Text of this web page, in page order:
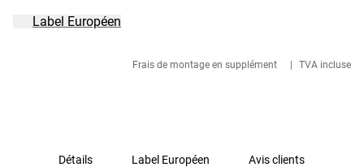
Frais de montage en supplément TVA incluse
Label Européen
Détails Label Européen Avis clients